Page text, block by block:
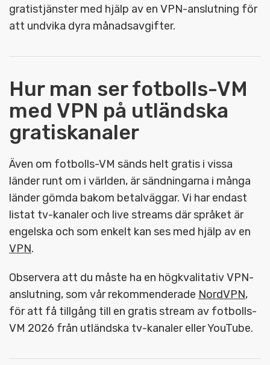
gratistjänster med hjälp av en VPN-anslutning för
att undvika dyra månadsavgifter.
Hur man ser fotbolls-VM
med VPN på utländska
gratiskanaler
Även om fotbolls-VM sänds helt gratis i vissa
länder runt om i världen, är sändningarna i många
länder gömda bakom betalväggar. Vi har endast
listat tv-kanaler och live streams där språket är
engelska och som enkelt kan ses med hjälp av en
VPN.
Observera att du måste ha en högkvalitativ VPN-
anslutning, som vår rekommenderade NordVPN,
för att få tillgång till en gratis stream av fotbolls-
VM 2026 från utländska tv-kanaler eller YouTube.